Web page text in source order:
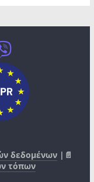
δεδομένων |📄
τόπων